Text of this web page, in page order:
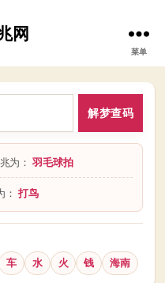
网
菜单
解梦查码
为：羽毛球拍
：打鸟
车 水 火 钱 海南